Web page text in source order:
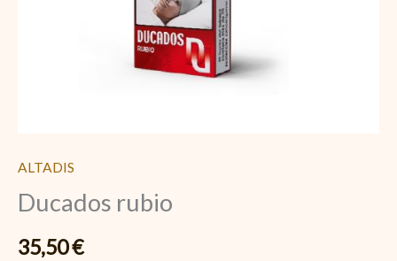
ALTADIS
Ducados rubio
35,50€